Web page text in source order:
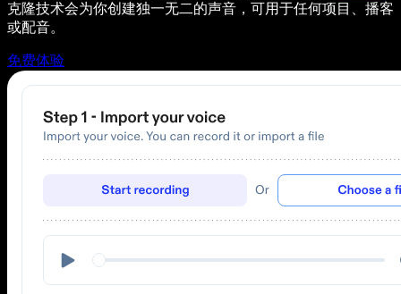
克隆技术会为你创建独一无二的声音，可用于任何项目、播客
或配音。
免费体验